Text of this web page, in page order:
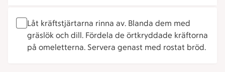
Låt kräftstjärtarna rinna av. Blanda dem med
gräslök och dill. Fördela de örtkryddade kräftorna
på omeletterna. Servera genast med rostat bröd.